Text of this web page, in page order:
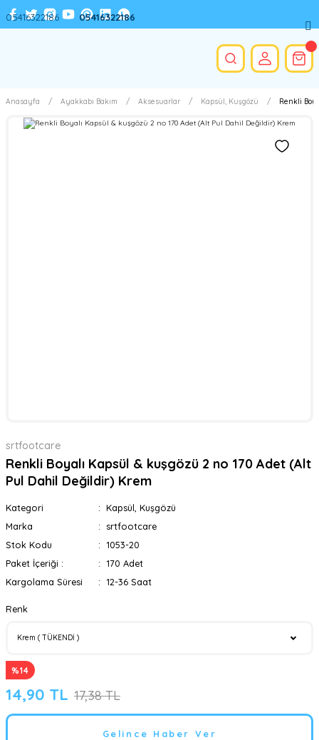
Anasayfa Ayakkabı Bakım Aksesuarlar Kapsül, Kuşgözü Renkli
srtfootcare
Renkli Boyalı Kapsül & kuşgözü 2 no 170 Adet (Alt
Pul Dahil Değildir) Krem
Kategori
Kapsül, Kuşgözü
Marka
srtfootcare
Stok Kodu
1053-20
Paket İçeriği :
170 Adet
Kargolama Süresi
12-36 Saat
Renk
%14
14,90 TL 17,38 TL
Gelince Haber Ver
05416322186 05416322186